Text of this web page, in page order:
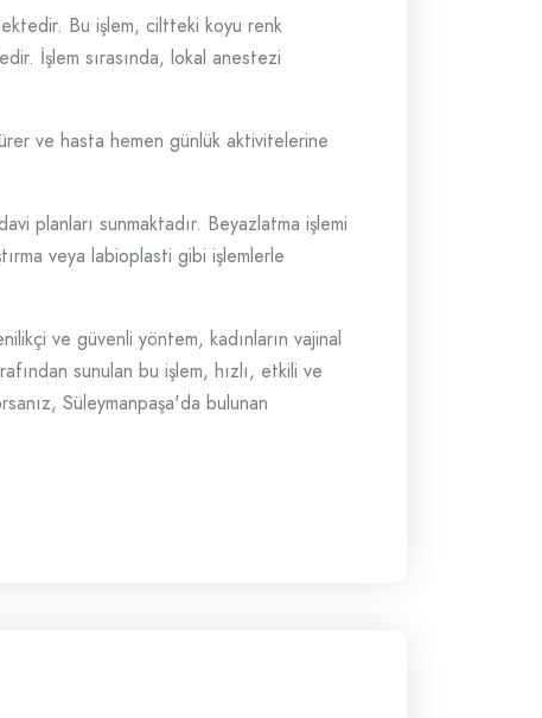
Bu işlem, ciltteki koyu renk
İşlem sırasında, lokal anestezi
ve hasta hemen günlük aktivitelerine
planları sunmaktadır. Beyazlatma işlemi
veya labioplasti gibi işlemlerle
ve güvenli yöntem, kadınların vajinal
sunulan bu işlem, hızlı, etkili ve
Süleymanpaşa'da bulunan